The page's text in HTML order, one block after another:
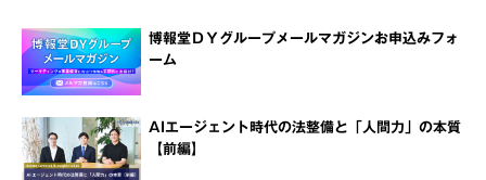
博報堂ＤＹグループメールマガジンお申込みフォ
ーム
AIエージェント時代の法整備と「人間力」の本質
【前編】